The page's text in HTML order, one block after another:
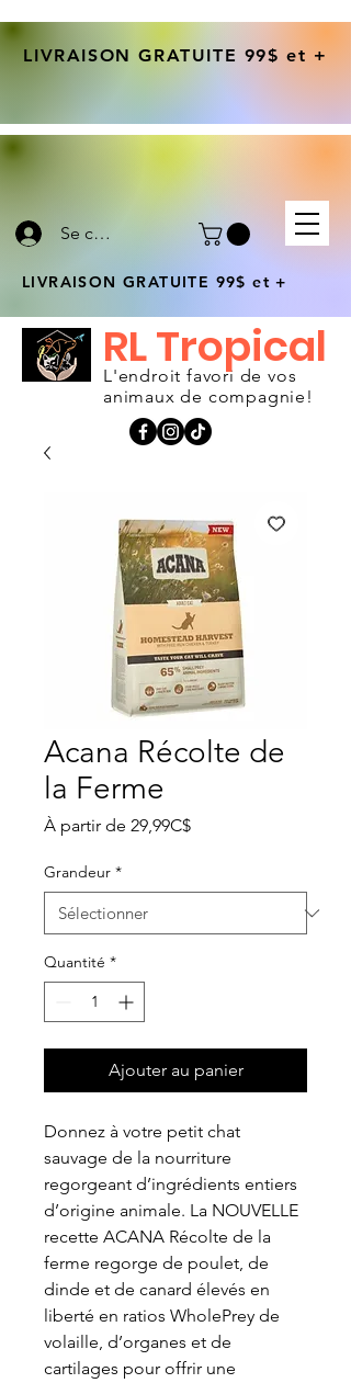
Se connecter
LIVRAISON GRATUITE 99$ et +
L'endroit favori de vos
animaux de compagnie!
RL Tropical
LIVRAISON GRATUITE 99$ et +
Acana Récolte de
la Ferme
À partir de 29,99C$Prix
Grandeur *
Quantité *
Ajouter au panier
Donnez à votre petit chat
sauvage de la nourriture
regorgeant d’ingrédients entiers
d’origine animale. La NOUVELLE
recette ACANA Récolte de la
ferme regorge de poulet, de
dinde et de canard élevés en
liberté en ratios WholePrey de
volaille, d’organes et de
cartilages pour offrir une